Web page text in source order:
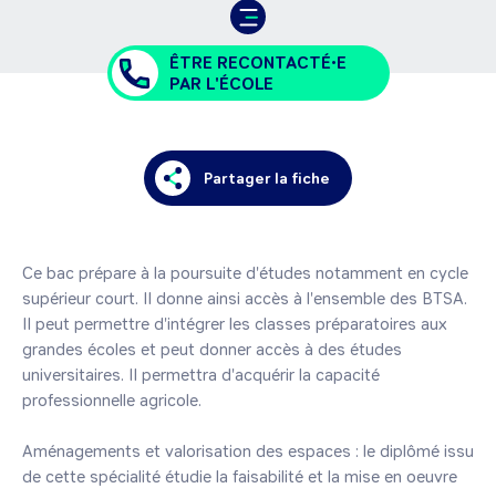
ÊTRE RECONTACTÉ•E
PAR L'ÉCOLE
Partager la fiche
Ce bac prépare à la poursuite d'études notamment en cycle
supérieur court. Il donne ainsi accès à l'ensemble des BTSA.
Il peut permettre d'intégrer les classes préparatoires aux
grandes écoles et peut donner accès à des études
universitaires. Il permettra d'acquérir la capacité
professionnelle agricole.
Aménagements et valorisation des espaces : le diplômé issu
de cette spécialité étudie la faisabilité et la mise en oeuvre